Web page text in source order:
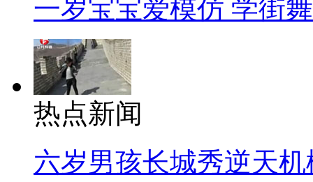
一岁宝宝爱模仿 学街
热点新闻
六岁男孩长城秀逆天机